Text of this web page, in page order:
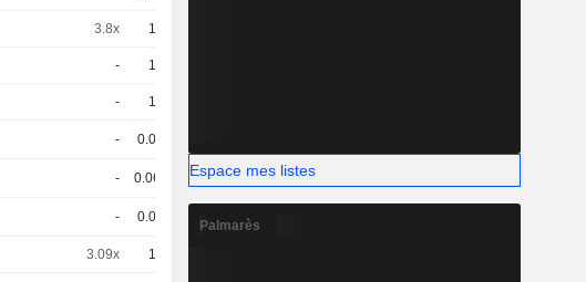
3.8x 10
- 10
- 10
- 0.07
- 0.069 103.3 / 104.05
- 0.07 105.57 / 106.32
3.09x 10
Espace mes listes
Palmarès